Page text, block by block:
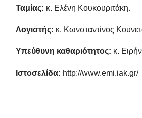
Ταμίας: κ. Ελένη Κουκουριτάκη.
Λογιστής: κ. Κωνσταντίνος
Υπεύθυνη καθαριότητος: κ.
Ιστοσελίδα: http://www.emi.iak.gr/